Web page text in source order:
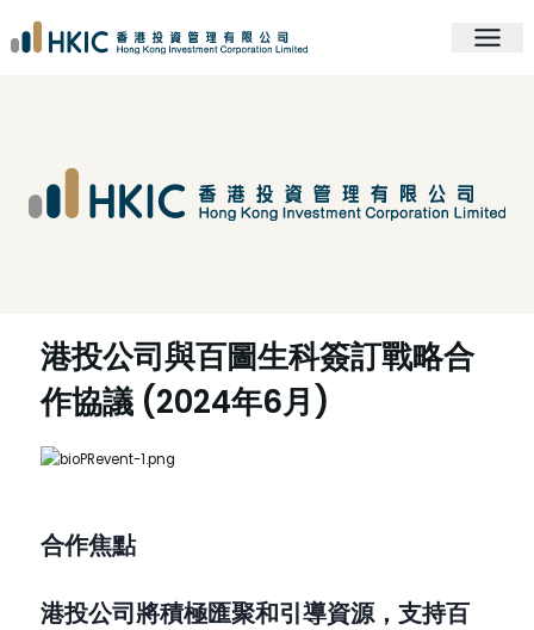
港投公司與百圖生科簽訂戰略合
作協議 (2024年6月)
合作焦點
港投公司將積極匯聚和引導資源，支持百